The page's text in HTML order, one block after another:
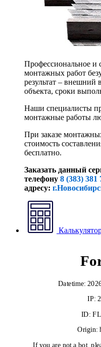
Профессиональное и
монтажных работ
результат – внешний
объекта, сроки
Наши специалисты
монтажные работы
При заказе
стоимость
бесплатно.
Заказать данный
телефону 8 (383) 381
адресу: